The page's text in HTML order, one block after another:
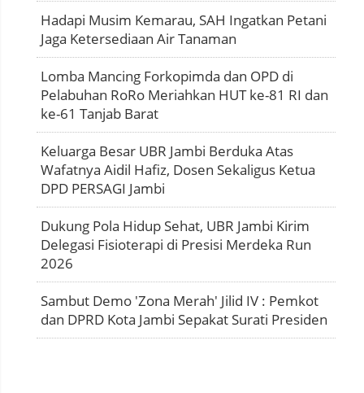
Hadapi Musim Kemarau, SAH Ingatkan Petani
Jaga Ketersediaan Air Tanaman
Lomba Mancing Forkopimda dan OPD di
Pelabuhan RoRo Meriahkan HUT ke-81 RI dan
ke-61 Tanjab Barat
Keluarga Besar UBR Jambi Berduka Atas
Wafatnya Aidil Hafiz, Dosen Sekaligus Ketua
DPD PERSAGI Jambi
Dukung Pola Hidup Sehat, UBR Jambi Kirim
Delegasi Fisioterapi di Presisi Merdeka Run
2026
Sambut Demo 'Zona Merah' Jilid IV : Pemkot
dan DPRD Kota Jambi Sepakat Surati Presiden